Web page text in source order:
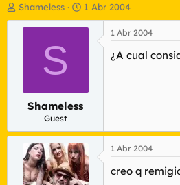
I
n
o
e
e
m
Shameless
F
e
c
i
c
i
o
1 Abr 2004
S
Shameless
Guest
1 Abr 2004
¿A cual
1 Abr 2004
creo q